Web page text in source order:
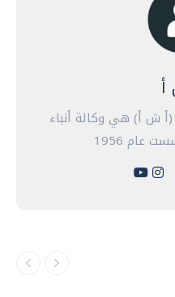
(أ ش أ) هي وكالة أنباء
عام 1956